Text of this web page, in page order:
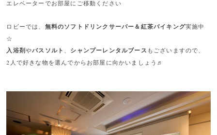
エレベーターでお部屋にご移動ください
ロビーでは、 無料のソフトドリンクサーバー＆紅茶バイキング実施中
☆
入浴剤やバスソルト シャンプーレンタルブース もございますので、
2人で好きな物を選んでからお部屋に向かいましょう♬